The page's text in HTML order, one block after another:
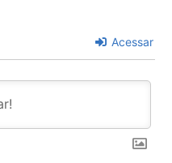
Acessar